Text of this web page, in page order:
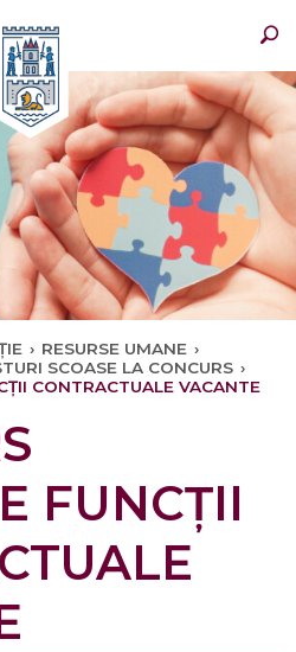
› RESURSE UMANE ›
SCOASE LA CONCURS ›
CONTRACTUALE VACANTE
FUNCȚII